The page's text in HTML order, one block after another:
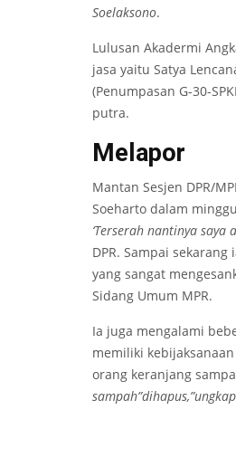
Soelaksono.
Lulusan Akadermi
jasa yaitu Satya
(Penumpasan G-30-
putra.
Melapor
Mantan Sesjen DPR/
Soeharto dalam
‘Terserah nantinya
DPR. Sampai
yang sangat
Sidang Umum MPR.
Ia juga mengalami
memiliki
orang keranjang